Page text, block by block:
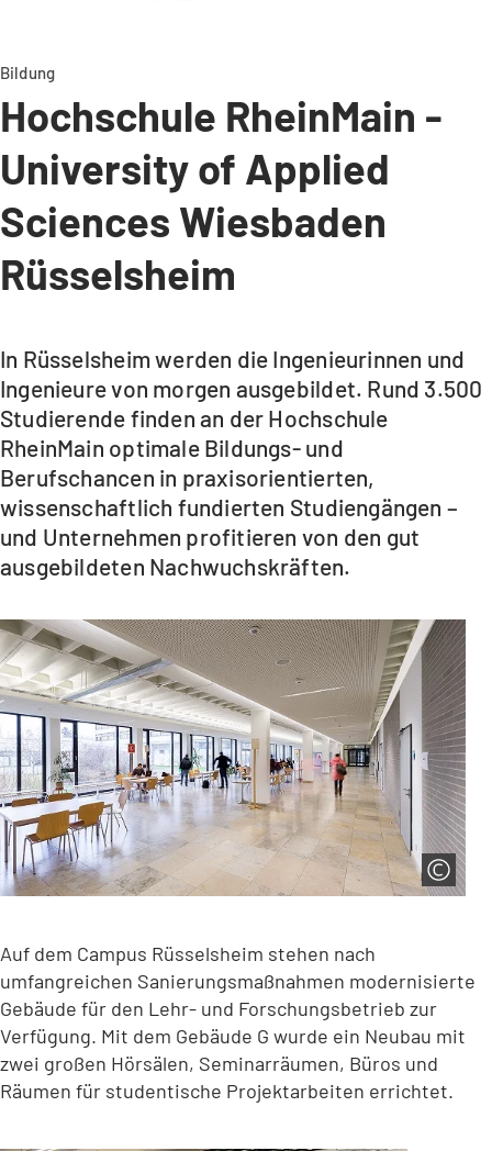
Bildung
Hochschule RheinMain -
University of Applied
Sciences Wiesbaden
Rüsselsheim
In Rüsselsheim werden die Ingenieurinnen und
Ingenieure von morgen ausgebildet. Rund 3.500
Studierende finden an der Hochschule
RheinMain optimale Bildungs- und
Berufschancen in praxisorientierten,
wissenschaftlich fundierten Studiengängen –
und Unternehmen profitieren von den gut
ausgebildeten Nachwuchskräften.
Auf dem Campus Rüsselsheim stehen nach
umfangreichen Sanierungsmaßnahmen modernisierte
Gebäude für den Lehr- und Forschungsbetrieb zur
Verfügung. Mit dem Gebäude G wurde ein Neubau mit
zwei großen Hörsälen, Seminarräumen, Büros und
Räumen für studentische Projektarbeiten errichtet.